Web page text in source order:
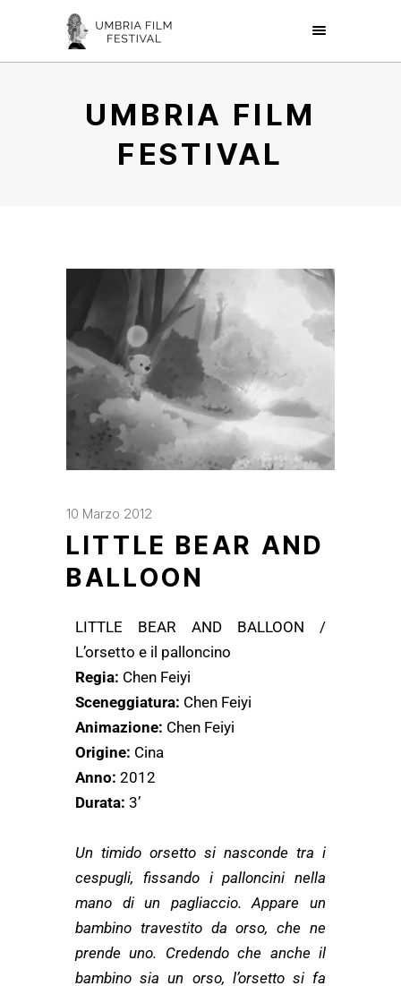
UMBRIA FILM
FESTIVAL
10 Marzo 2012
LITTLE BEAR AND
BALLOON
LITTLE BEAR AND BALLOON /
L’orsetto e il palloncino
Regia: Chen Feiyi
Sceneggiatura: Chen Feiyi
Animazione: Chen Feiyi
Origine: Cina
Anno: 2012
Durata: 3’
Un timido orsetto si nasconde tra i
cespugli, fissando i palloncini nella
mano di un pagliaccio. Appare un
bambino travestito da orso, che ne
prende uno. Credendo che anche il
bambino sia un orso, l’orsetto si fa